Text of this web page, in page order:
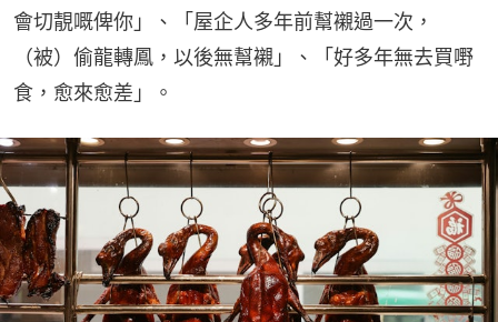
會切靚嘅俾你」、「屋企人多年前幫襯過一次，
（被）偷龍轉鳳，以後無幫襯」、「好多年無去買嘢
食，愈來愈差」。